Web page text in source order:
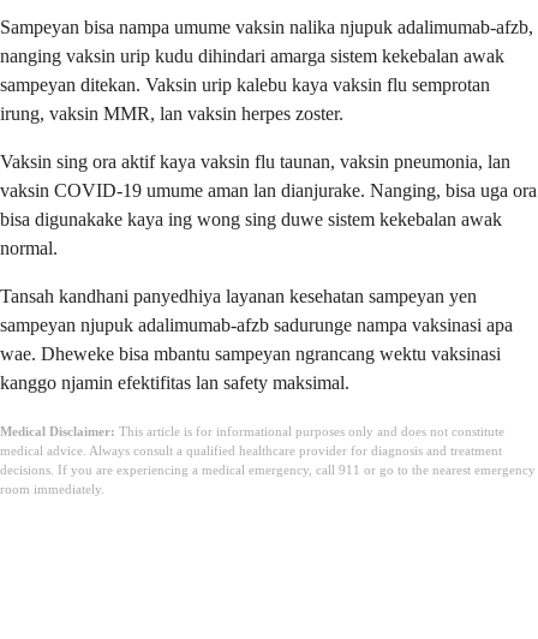
Sampeyan bisa nampa umume vaksin nalika njupuk adalimumab-afzb,
nanging vaksin urip kudu dihindari amarga sistem kekebalan awak
sampeyan ditekan. Vaksin urip kalebu kaya vaksin flu semprotan
irung, vaksin MMR, lan vaksin herpes zoster.
Vaksin sing ora aktif kaya vaksin flu taunan, vaksin pneumonia, lan
vaksin COVID-19 umume aman lan dianjurake. Nanging, bisa uga ora
bisa digunakake kaya ing wong sing duwe sistem kekebalan awak
normal.
Tansah kandhani panyedhiya layanan kesehatan sampeyan yen
sampeyan njupuk adalimumab-afzb sadurunge nampa vaksinasi apa
wae. Dheweke bisa mbantu sampeyan ngrancang wektu vaksinasi
kanggo njamin efektifitas lan safety maksimal.
Medical Disclaimer: This article is for informational purposes only and does not constitute
medical advice. Always consult a qualified healthcare provider for diagnosis and treatment
decisions. If you are experiencing a medical emergency, call 911 or go to the nearest emergency
room immediately.